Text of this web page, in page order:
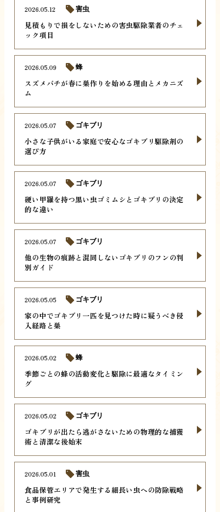
見積もりで損をしないための害虫駆除業者のチェ
ック項目
2026.05.12 害虫
スズメバチが春に巣作りを始める理由とメカニズ
ム
2026.05.09 蜂
小さな子供がいる家庭で安心なゴキブリ駆除剤の
選び方
2026.05.07 ゴキブリ
硬い甲羅を持つ黒い虫ゴミムシとゴキブリの決定
的な違い
2026.05.07 ゴキブリ
他の生物の痕跡と混同しないゴキブリのフンの判
別ガイド
2026.05.07 ゴキブリ
家の中でゴキブリ一匹を見つけた時に疑うべき侵
入経路と巣
2026.05.05 ゴキブリ
季節ごとの蜂の活動変化と駆除に最適なタイミン
グ
2026.05.02 蜂
ゴキブリが出たら逃がさないための物理的な捕獲
術と清潔な後始末
2026.05.02 ゴキブリ
食品保管エリアで発生する細長い虫への防除戦略
と事例研究
2026.05.01 害虫